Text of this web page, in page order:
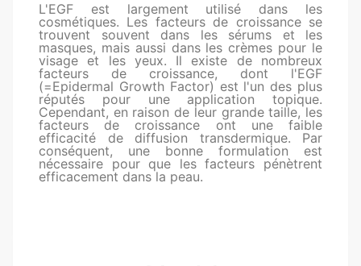
L'EGF est largement utilisé dans les
cosmétiques. Les facteurs de croissance se
trouvent souvent dans les sérums et les
masques, mais aussi dans les crèmes pour le
visage et les yeux. Il existe de nombreux
facteurs de croissance, dont l'EGF
(=Epidermal Growth Factor) est l'un des plus
réputés pour une application topique.
Cependant, en raison de leur grande taille, les
facteurs de croissance ont une faible
efficacité de diffusion transdermique. Par
conséquent, une bonne formulation est
nécessaire pour que les facteurs pénètrent
efficacement dans la peau.